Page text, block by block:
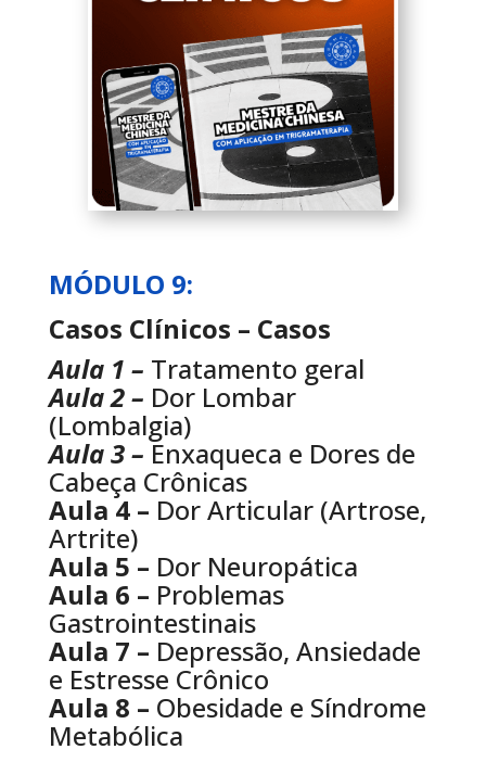
MÓDULO 9:
Casos Clínicos – Casos
Aula 1 – Tratamento geral
Aula 2 – Dor Lombar
(Lombalgia)
Aula 3 –Enxaqueca e Dores de
Cabeça Crônicas
Aula 4 – Dor Articular (Artrose,
Artrite)
Aula 5 – Dor Neuropática
Aula 6 – Problemas
Gastrointestinais
Aula 7 – Depressão, Ansiedade
e Estresse Crônico
Aula 8 – Obesidade e Síndrome
Metabólica